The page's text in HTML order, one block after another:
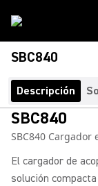
SBC840
Descripción
SBC840
SBC840 Cargador
El cargador de
solución